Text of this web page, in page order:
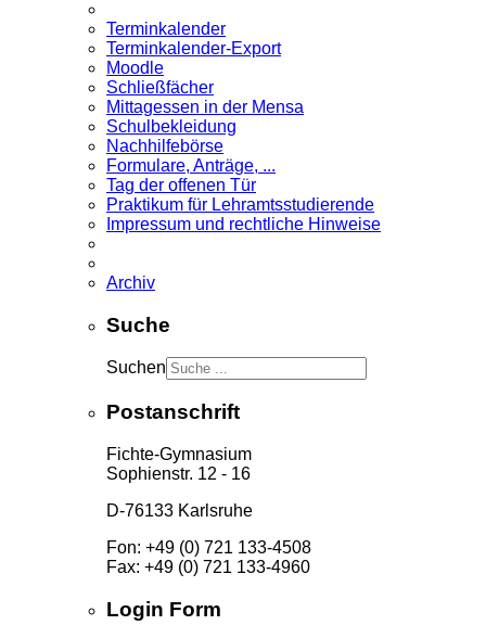
Terminkalender
Terminkalender-Export
Moodle
Schließfächer
Mittagessen in der Mensa
Schulbekleidung
Nachhilfebörse
Formulare, Anträge, ...
Tag der offenen Tür
Praktikum für Lehramts­studierende
Impressum und rechtliche Hinweise
Archiv
Suche
Suchen
Postanschrift
Fichte-Gymnasium
Sophienstr. 12 - 16
D-76133 Karlsruhe
Fon: +49 (0) 721 133-4508
Fax: +49 (0) 721 133-4960
Login Form